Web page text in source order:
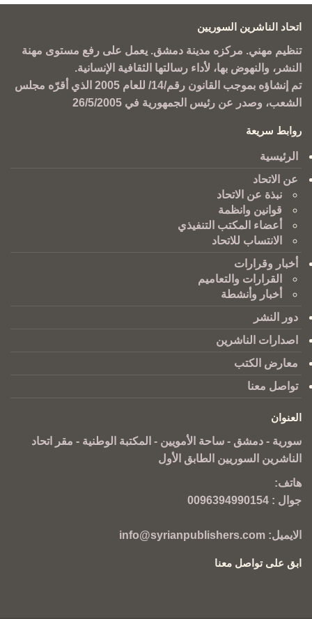
اتحاد الناشرين السوريين
تنظيم مهني. مركزه مدينة دمشق. يعمل على رفع مستوى مهنة
النشر، والنهوض بها، لأداء رسالتها الثقافية الإنسانية.
تم إنشاؤه بموجب القانون رقم/14/ للعام 2005 الذي أقرّه مجلس
الشعب، وصدر عن رئيس الجمهورية في 26/5/2005
روابط سريعة
الرئيسية
عن الاتحاد
نبذة عن الاتحاد
قوانين وانظمة
أعضاء المكتب التنفيذي
الانتساب للاتحاد
أخبار وقرارات
القرارات والتعاميم
أخبار وأنشطة
دور النشر
اصدارات الناشرين
معارض الكتب
تواصل معنا
العنوان
سورية - دمشق - ساحة الأمويين - المكتبة الوطنية - مقر اتحاد
الناشرين السوريين الطابق الأول
هاتف:
جوال : 0096394990154
الايميل: info@syrianpublishers.com
ابق على تواصل معنا